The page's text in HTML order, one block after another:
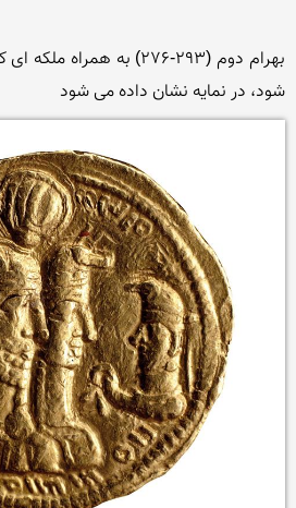
شود، در نمایه نشان داده می شود